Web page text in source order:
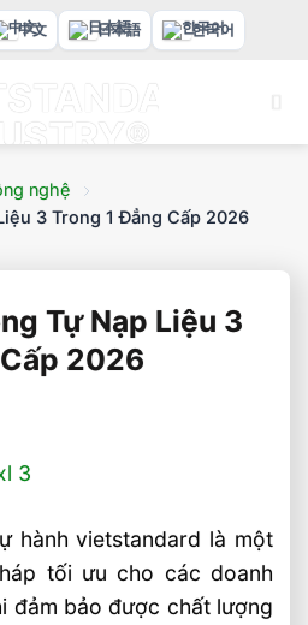
中文 日本語 한국어
nghệ
3 Trong 1 Đẳng Cấp 2026
Tự Nạp Liệu 3
2026
hành vietstandard là một
tối ưu cho các doanh
đảm bảo được chất lượng